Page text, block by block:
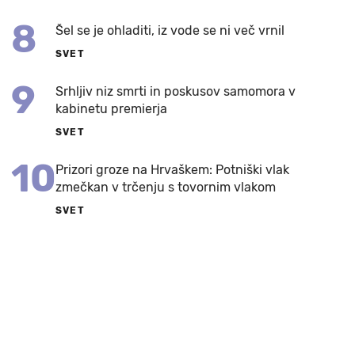
8 Šel se je ohladiti, iz vode se ni več vrnil
SVET
9
Srhljiv niz smrti in poskusov samomora v
kabinetu premierja
SVET
10Prizori groze na Hrvaškem: Potniški vlak
zmečkan v trčenju s tovornim vlakom
SVET